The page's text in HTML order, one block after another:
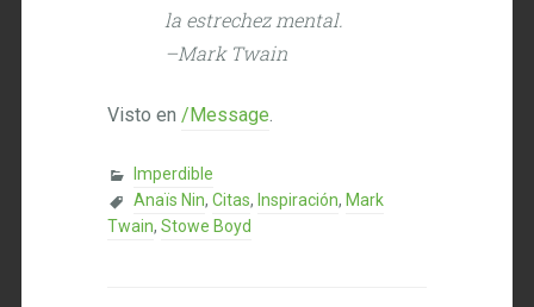
la estrechez mental.
–Mark Twain
Visto en/Message.
Imperdible
Anaïs Nin,Citas, Inspiración, Mark
Twain,Stowe Boyd